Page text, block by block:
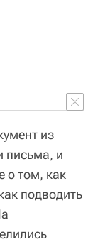
из
письма, и
о том, как
подводить